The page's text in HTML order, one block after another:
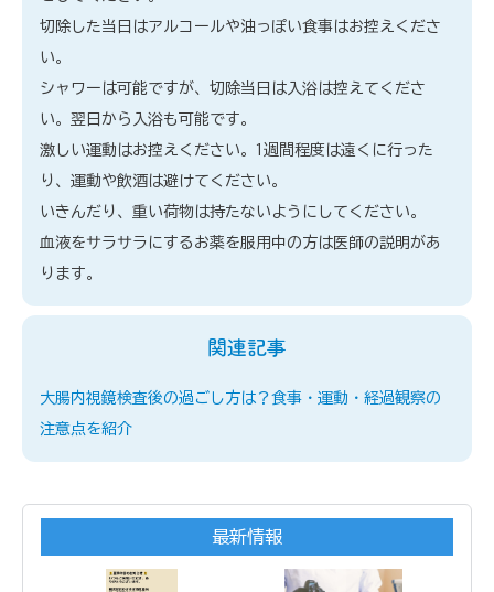
切除した当日はアルコールや油っぽい食事はお控えくださ
い。
シャワーは可能ですが、切除当日は入浴は控えてくださ
い。翌日から入浴も可能です。
激しい運動はお控えください。1週間程度は遠くに行った
り、運動や飲酒は避けてください。
いきんだり、重い荷物は持たないようにしてください。
血液をサラサラにするお薬を服用中の方は医師の説明があ
ります。
関連記事
大腸内視鏡検査後の過ごし方は？食事・運動・経過観察の
注意点を紹介
最新情報